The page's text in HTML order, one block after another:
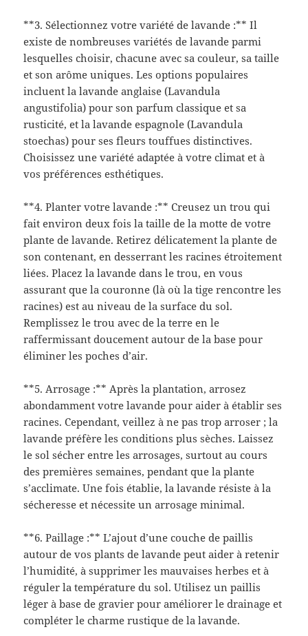
**3. Sélectionnez votre variété de lavande :** Il
existe de nombreuses variétés de lavande parmi
lesquelles choisir, chacune avec sa couleur, sa taille
et son arôme uniques. Les options populaires
incluent la lavande anglaise (Lavandula
angustifolia) pour son parfum classique et sa
rusticité, et la lavande espagnole (Lavandula
stoechas) pour ses fleurs touffues distinctives.
Choisissez une variété adaptée à votre climat et à
vos préférences esthétiques.
**4. Planter votre lavande :** Creusez un trou qui
fait environ deux fois la taille de la motte de votre
plante de lavande. Retirez délicatement la plante de
son contenant, en desserrant les racines étroitement
liées. Placez la lavande dans le trou, en vous
assurant que la couronne (là où la tige rencontre les
racines) est au niveau de la surface du sol.
Remplissez le trou avec de la terre en le
raffermissant doucement autour de la base pour
éliminer les poches d’air.
**5. Arrosage :** Après la plantation, arrosez
abondamment votre lavande pour aider à établir ses
racines. Cependant, veillez à ne pas trop arroser ; la
lavande préfère les conditions plus sèches. Laissez
le sol sécher entre les arrosages, surtout au cours
des premières semaines, pendant que la plante
s’acclimate. Une fois établie, la lavande résiste à la
sécheresse et nécessite un arrosage minimal.
**6. Paillage :** L’ajout d’une couche de paillis
autour de vos plants de lavande peut aider à retenir
l’humidité, à supprimer les mauvaises herbes et à
réguler la température du sol. Utilisez un paillis
léger à base de gravier pour améliorer le drainage et
compléter le charme rustique de la lavande.